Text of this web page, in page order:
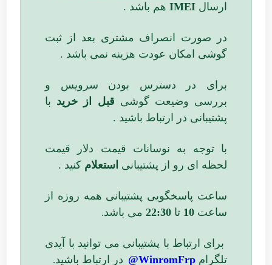
ارسالIMEI هم باشد .
در صورت انصراف مشتری بعد از ثبت
گوشی امکان عودت هزینه نمی باشد .
برای در دسترس بودن سرویس و
بررسی وضیعت گوشی قبل از خرید با
پشتیبانی در ارتباط باشید .
با توجه به نوسانات قیمت دلار قیمت
لحظه ای رو از پشتیبانی استعلام کنید .
ساعت پاسخگویی پشتیبانی همه روزه از
ساعت10 تا22:30 می باشد.
برای ارتباط با پشتیبانی می توانید با آیدی
تلگرامWinromFrp@ در ارتباط باشید.